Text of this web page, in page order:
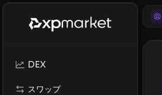
DEX
スワップ